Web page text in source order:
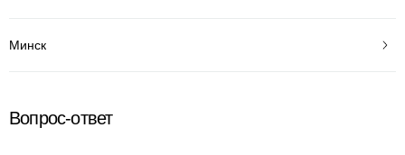
Минск
Вопрос-ответ